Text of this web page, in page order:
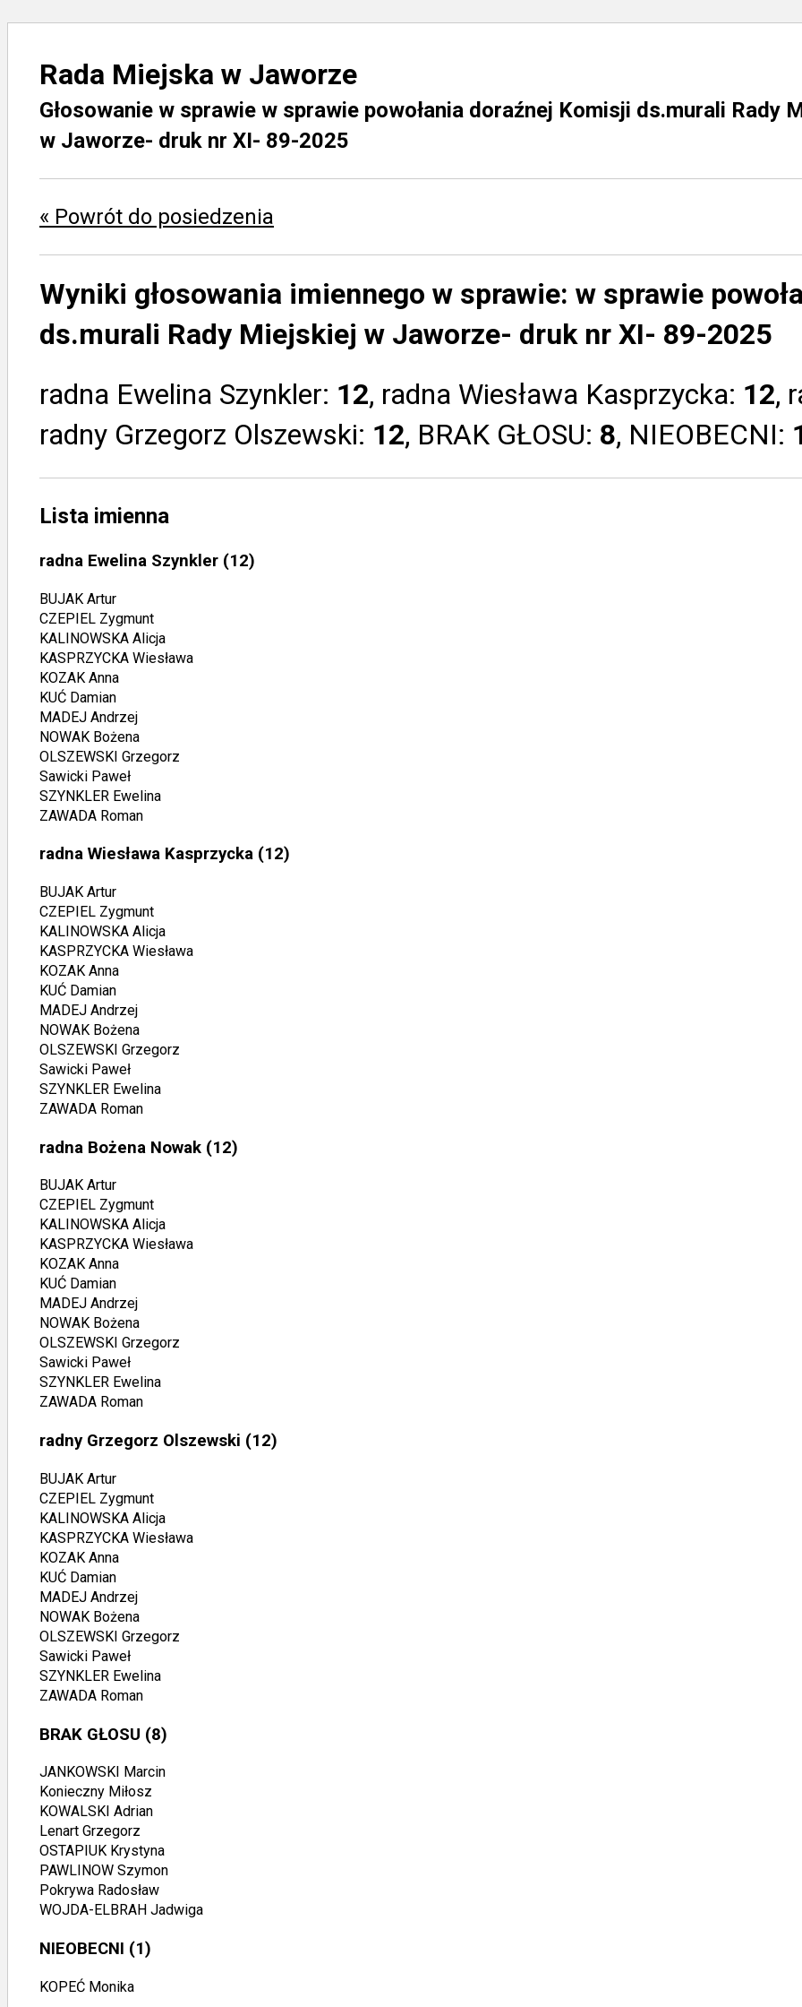
Rada Miejska w Jaworze
Głosowanie w sprawie w sprawie powołania doraźnej Komisji ds.murali Rady
w Jaworze- druk nr XI- 89-2025
« Powrót do posiedzenia
Wyniki głosowania imiennego w sprawie: w sprawie
ds.murali Rady Miejskiej w Jaworze- druk nr XI- 89-2025
radna Ewelina Szynkler: 12, radna Wiesława Kasprzycka: 12,
radny Grzegorz Olszewski: 12, BRAK GŁOSU: 8, NIEOBECNI:
Lista imienna
radna Ewelina Szynkler (12)
BUJAK Artur
CZEPIEL Zygmunt
KALINOWSKA Alicja
KASPRZYCKA Wiesława
KOZAK Anna
KUĆ Damian
MADEJ Andrzej
NOWAK Bożena
OLSZEWSKI Grzegorz
Sawicki Paweł
SZYNKLER Ewelina
ZAWADA Roman
radna Wiesława Kasprzycka (12)
BUJAK Artur
CZEPIEL Zygmunt
KALINOWSKA Alicja
KASPRZYCKA Wiesława
KOZAK Anna
KUĆ Damian
MADEJ Andrzej
NOWAK Bożena
OLSZEWSKI Grzegorz
Sawicki Paweł
SZYNKLER Ewelina
ZAWADA Roman
radna Bożena Nowak (12)
BUJAK Artur
CZEPIEL Zygmunt
KALINOWSKA Alicja
KASPRZYCKA Wiesława
KOZAK Anna
KUĆ Damian
MADEJ Andrzej
NOWAK Bożena
OLSZEWSKI Grzegorz
Sawicki Paweł
SZYNKLER Ewelina
ZAWADA Roman
radny Grzegorz Olszewski (12)
BUJAK Artur
CZEPIEL Zygmunt
KALINOWSKA Alicja
KASPRZYCKA Wiesława
KOZAK Anna
KUĆ Damian
MADEJ Andrzej
NOWAK Bożena
OLSZEWSKI Grzegorz
Sawicki Paweł
SZYNKLER Ewelina
ZAWADA Roman
BRAK GŁOSU (8)
JANKOWSKI Marcin
Konieczny Miłosz
KOWALSKI Adrian
Lenart Grzegorz
OSTAPIUK Krystyna
PAWLINOW Szymon
Pokrywa Radosław
WOJDA-ELBRAH Jadwiga
NIEOBECNI (1)
KOPEĆ Monika